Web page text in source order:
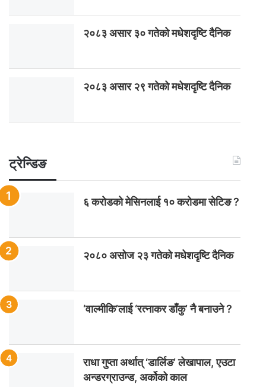
२०८३ असार ३० गतेको मधेशदृष्टि दैनिक
२०८३ असार २९ गतेको मधेशदृष्टि दैनिक
ट्रेन्डिङ
६ करोडको मेसिनलाई १० करोडमा सेटिङ ?
२०८० असोज २३ गतेको मधेशदृष्टि दैनिक
‘वाल्मीकि’लाई ‘रत्नाकर डाँकु’ नै बनाउने ?
राधा गुप्ता अर्थात् ‘डार्लिङ’ लेखापाल, एउटा
अन्डरग्राउन्ड, अर्कोको काल